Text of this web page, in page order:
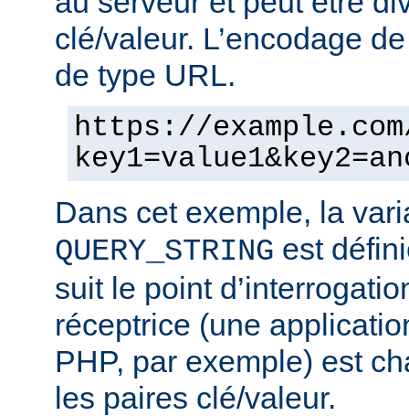
clé/valeur. L’encodage
de type URL.
https://
Dans cet exemple, la
QUERY_STRING est
suit le point
réceptrice (une
PHP, par exemple) est
les paires clé/valeur.